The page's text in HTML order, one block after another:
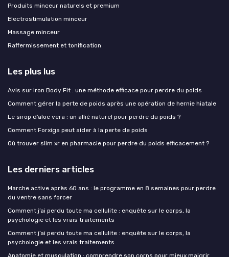
Produits minceur naturels et premium
Electrostimulation minceur
Massage minceur
Raffermissement et tonification
Les plus lus
Avis sur Iron Body Fit : une méthode efficace pour perdre du poids
Comment gérer la perte de poids après une opération de hernie hiatale
Le sirop d’aloe vera : un allié naturel pour perdre du poids ?
Comment Forxiga peut aider à la perte de poids
Où trouver slim xr en pharmacie pour perdre du poids efficacement ?
Les derniers articles
Marche active après 60 ans : le programme en 8 semaines pour perdre
du ventre sans forcer
Comment j’ai perdu toute ma cellulite : enquête sur le corps, la
psychologie et les vrais traitements
Comment j’ai perdu toute ma cellulite : enquête sur le corps, la
psychologie et les vrais traitements
Anatomie et musculation : comprendre son corps pour mieux maigrir